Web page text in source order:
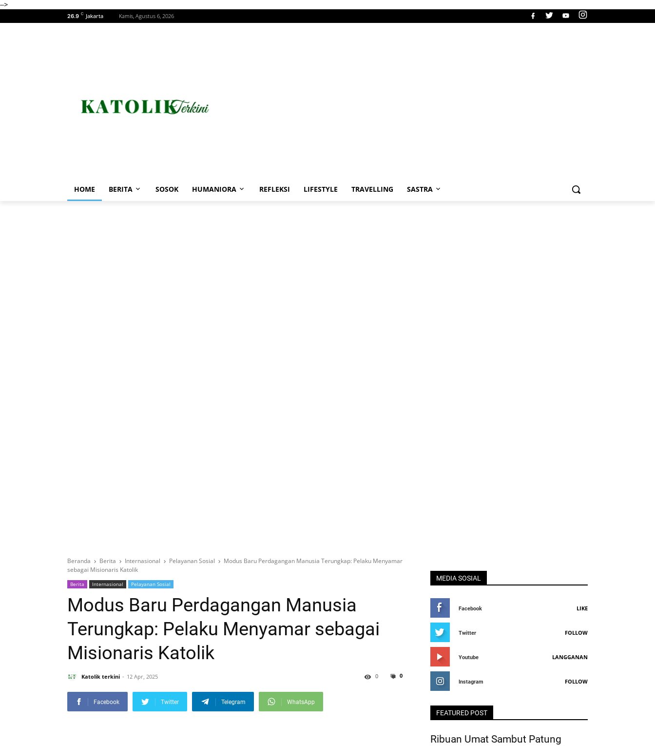
-->
26.9 C Jakarta Kamis, Agustus 6, 2026
HOME BERITA SOSOK HUMANIORA REFLEKSI LIFESTYLE TRAVELLING SASTRA
Beranda Berita Internasional Pelayanan Sosial
Modus Baru Perdagangan Manusia Terungkap: Pelaku Menyamar
sebagai Misionaris Katolik
Berita Internasional Pelayanan Sosial
Modus Baru Perdagangan Manusia
Terungkap: Pelaku Menyamar sebagai
Misionaris Katolik
Katolik terkini 12 Apr, 2025 0
0
Facebook Twitter Telegram WhatsApp
MEDIA SOSIAL
Facebook LIKE
Twitter FOLLOW
Youtube LANGGANAN
Instagram FOLLOW
FEATURED POST
Ribuan Umat Sambut Patung